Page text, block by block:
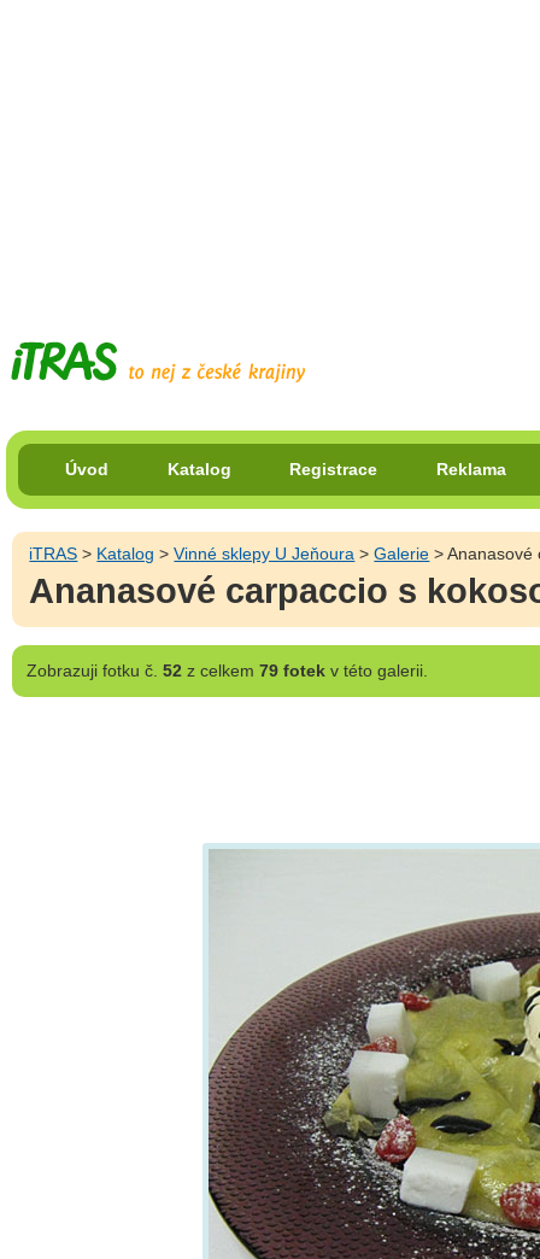
Úvod Katalog Registrace Reklama
iTRAS > Katalog >Vinné sklepy U Jeňoura >Galerie > Ananasové
Ananasové carpaccio s
Zobrazujifotku č. 52 z celkem 79 fotekv této galerii.